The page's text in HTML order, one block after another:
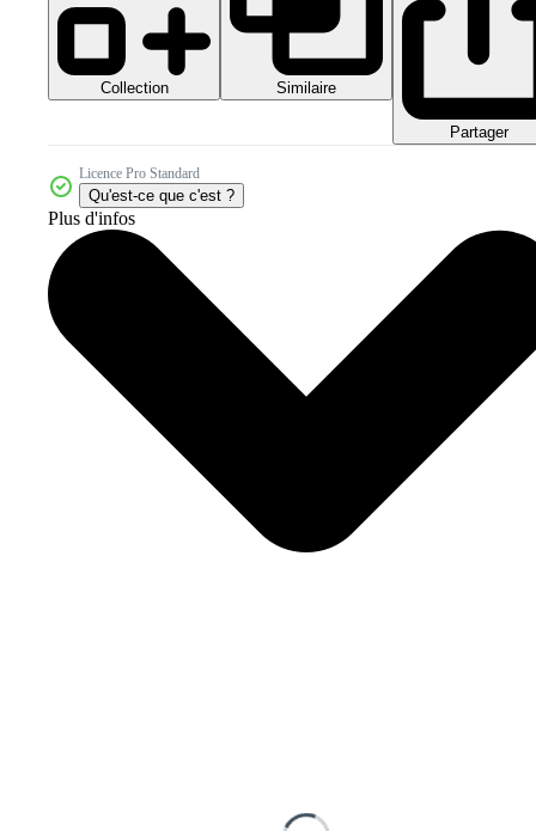
Collection Similaire
Partager
Licence Pro Standard
Qu'est-ce que c'est ?
Plus d'infos